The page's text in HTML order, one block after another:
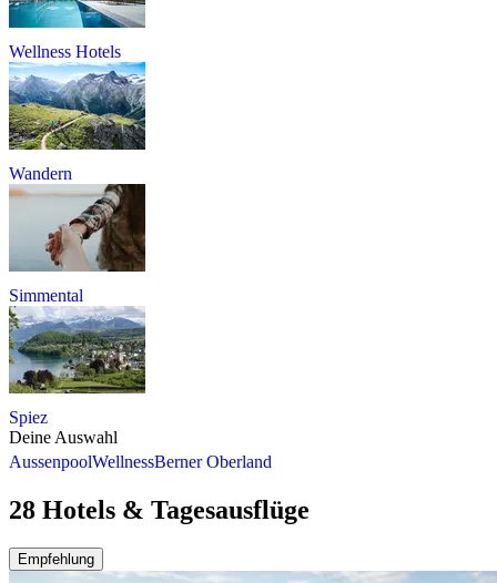
Wellness Hotels
Wandern
Simmental
Spiez
Deine Auswahl
AussenpoolWellnessBerner Oberland
28 Hotels & Tagesausflüge
Empfehlung